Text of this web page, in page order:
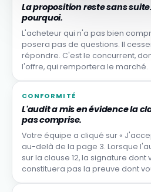
La proposition reste sans
pourquoi.
L'acheteur qui n'a pas bien
posera pas de questions. Il
répondre. C'est le concurrent,
l'offre, qui remportera le marché.
CONFORMITÉ
L'audit a mis en évidence la
pas comprise.
Votre équipe a cliqué sur «
au-delà de la page 3. Lorsque
sur la clause 12, la signature dont
constituera pas la preuve dont